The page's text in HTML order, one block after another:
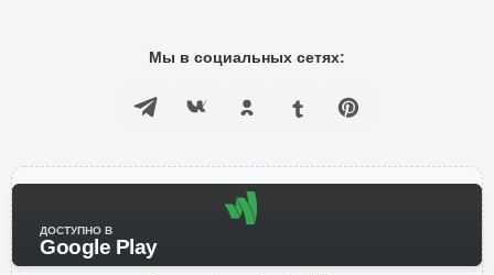
Мы в социальных сетях:
ДОСТУПНО В
Google Play